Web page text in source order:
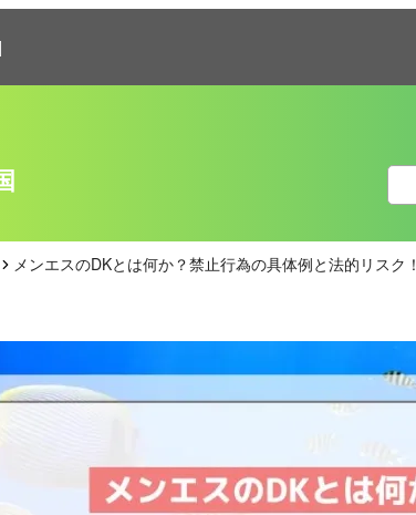
メンエスのDKとは何か？禁止行為の具体例と法的リスク！